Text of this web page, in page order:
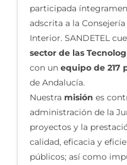
participada
adscrita a la
Interior. SANDETEL
sector de las
con un equipo de 217
de Andalucía.
Nuestra misión es
administración de la
proyectos y la
calidad, eficacia y
públicos; así como